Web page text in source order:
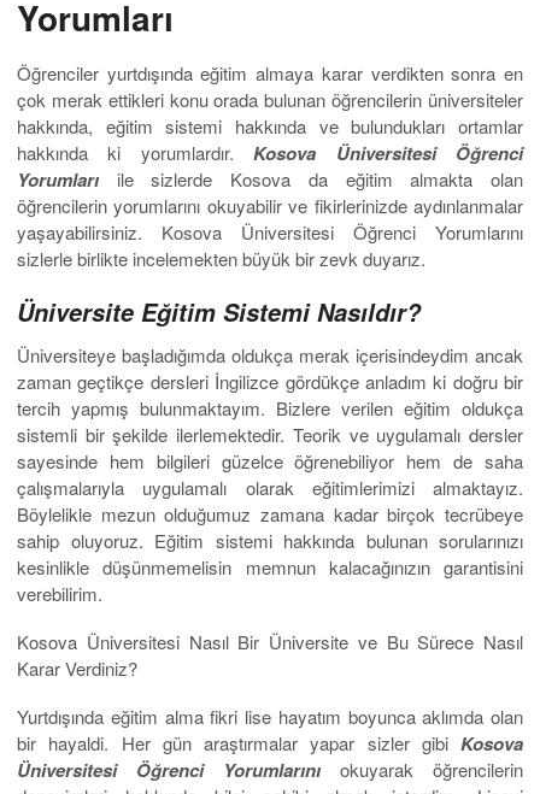
Yorumları
Öğrenciler yurtdışında eğitim almaya karar verdikten sonra en
çok merak ettikleri konu orada bulunan öğrencilerin üniversiteler
hakkında, eğitim sistemi hakkında ve bulundukları ortamlar
hakkında ki yorumlardır.Kosova Üniversitesi Öğrenci
Yorumları ile sizlerde Kosova da eğitim almakta olan
öğrencilerin yorumlarını okuyabilir ve fikirlerinizde aydınlanmalar
yaşayabilirsiniz. Kosova Üniversitesi Öğrenci Yorumlarını
sizlerle birlikte incelemekten büyük bir zevk duyarız.
Üniversite Eğitim Sistemi Nasıldır?
Üniversiteye başladığımda oldukça merak içerisindeydim ancak
zaman geçtikçe dersleri İngilizce gördükçe anladım ki doğru bir
tercih yapmış bulunmaktayım. Bizlere verilen eğitim oldukça
sistemli bir şekilde ilerlemektedir. Teorik ve uygulamalı dersler
sayesinde hem bilgileri güzelce öğrenebiliyor hem de saha
çalışmalarıyla uygulamalı olarak eğitimlerimizi almaktayız.
Böylelikle mezun olduğumuz zamana kadar birçok tecrübeye
sahip oluyoruz. Eğitim sistemi hakkında bulunan sorularınızı
kesinlikle düşünmemelisin memnun kalacağınızın garantisini
verebilirim.
Kosova Üniversitesi Nasıl Bir Üniversite ve Bu Sürece Nasıl
Karar Verdiniz?
Yurtdışında eğitim alma fikri lise hayatım boyunca aklımda olan
bir hayaldi. Her gün araştırmalar yapar sizler gibi Kosova
Üniversitesi Öğrenci Yorumlarını okuyarak öğrencilerin